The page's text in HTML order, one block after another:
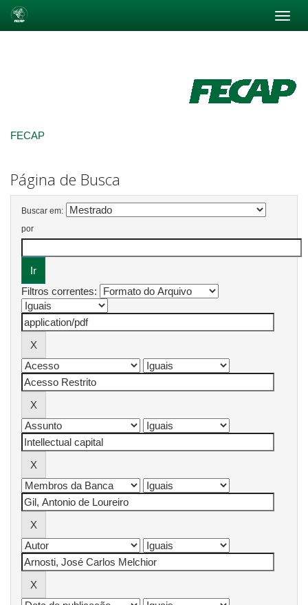
FECAP
Página de Busca
Buscar em:
por
Filtros correntes: